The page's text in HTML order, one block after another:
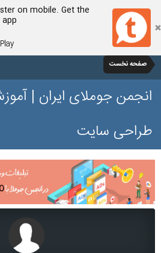
on mobile. Get the
صفحه نخست
انجمن جوملای ایران |
طراحی سایت